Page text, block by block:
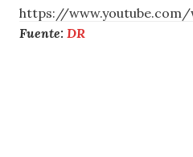
https://www.youtube.com/
Fuente: DR